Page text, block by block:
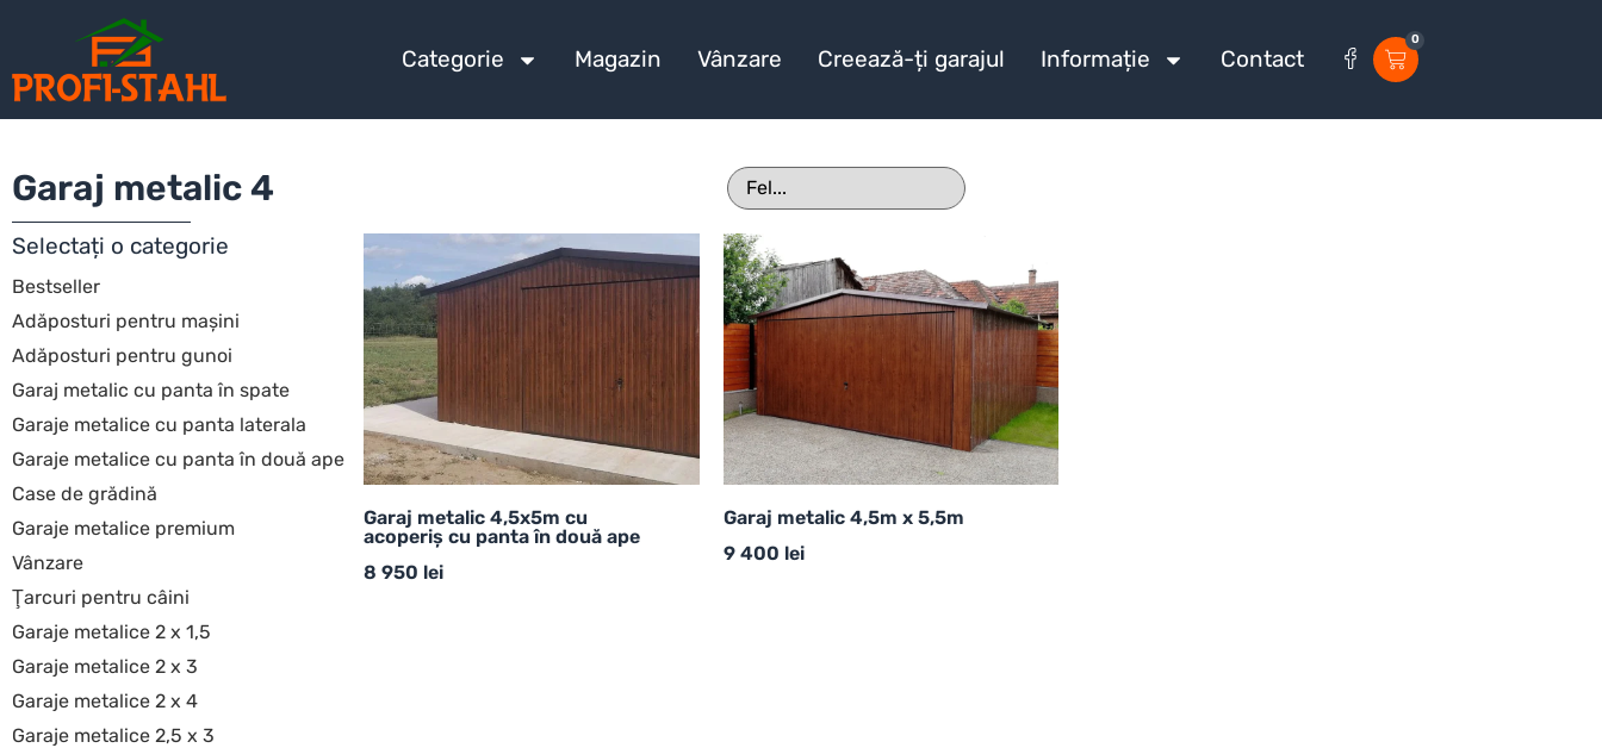
Categorie Magazin Vânzare Creează-ți garajul Informație Contact
0
Garaj metalic 4
Selectați o categorie
Bestseller
Adăposturi pentru mașini
Adăposturi pentru gunoi
Garaj metalic cu panta în spate
Garaje metalice cu panta laterala
Garaje metalice cu panta în două ape
Case de grădină
Garaje metalice premium
Vânzare
Ţarcuri pentru câini
Garaje metalice 2 x 1,5
Garaje metalice 2 x 3
Garaje metalice 2 x 4
Garaje metalice 2,5 x 3
Garaj metalic 4,5x5m cu
acoperiș cu panta în două ape
8 950 lei
Garaj metalic 4,5m x 5,5m
9 400 lei